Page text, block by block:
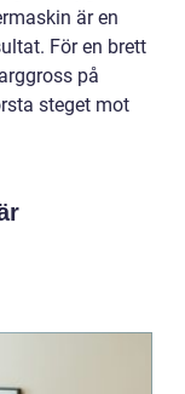
är en
För en brett
på
steget mot